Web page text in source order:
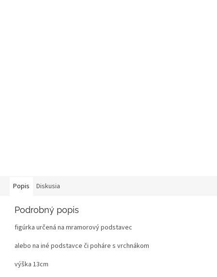
Popis Diskusia
Podrobný popis
figúrka určená na mramorový podstavec
alebo na iné podstavce či poháre s vrchnákom
výška 13cm